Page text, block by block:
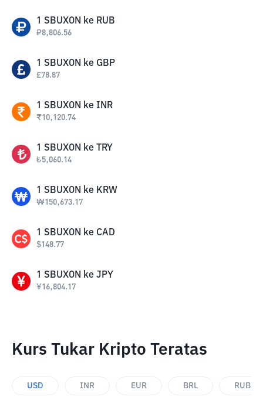
1 SBUXON ke RUB
₽8,806.56
1 SBUXON ke GBP
£78.87
1 SBUXON ke INR
₹10,120.74
1 SBUXON ke TRY
₺5,060.14
1 SBUXON ke KRW
₩150,673.17
1 SBUXON ke CAD
$148.77
1 SBUXON ke JPY
¥16,804.17
Kurs Tukar Kripto Teratas
USD INR EUR BRL RUB